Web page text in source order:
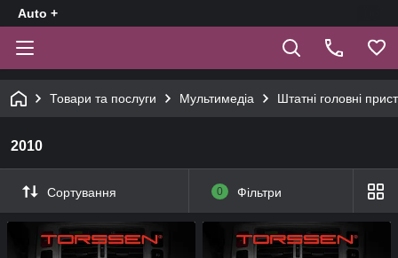
Auto +
Товари та послуги Мультимедіа Штатні головні
2010
Сортування 0 Фільтри